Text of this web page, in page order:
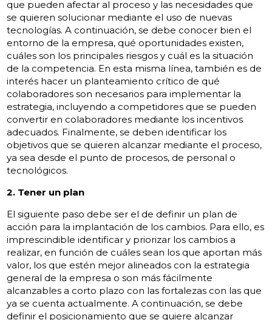
que pueden afectar al proceso y las necesidades que
se quieren solucionar mediante el uso de nuevas
tecnologías. A continuación, se debe conocer bien el
entorno de la empresa, qué oportunidades existen,
cuáles son los principales riesgos y cuál es la situación
de la competencia. En esta misma línea, también es de
interés hacer un planteamiento crítico de qué
colaboradores son necesarios para implementar la
estrategia, incluyendo a competidores que se pueden
convertir en colaboradores mediante los incentivos
adecuados. Finalmente, se deben identificar los
objetivos que se quieren alcanzar mediante el proceso,
ya sea desde el punto de procesos, de personal o
tecnológicos.
2. Tener un plan
El siguiente paso debe ser el de definir un plan de
acción para la implantación de los cambios. Para ello, es
imprescindible identificar y priorizar los cambios a
realizar, en función de cuáles sean los que aportan más
valor, los que estén mejor alineados con la estrategia
general de la empresa o son más fácilmente
alcanzables a corto plazo con las fortalezas con las que
ya se cuenta actualmente. A continuación, se debe
definir el posicionamiento que se quiere alcanzar